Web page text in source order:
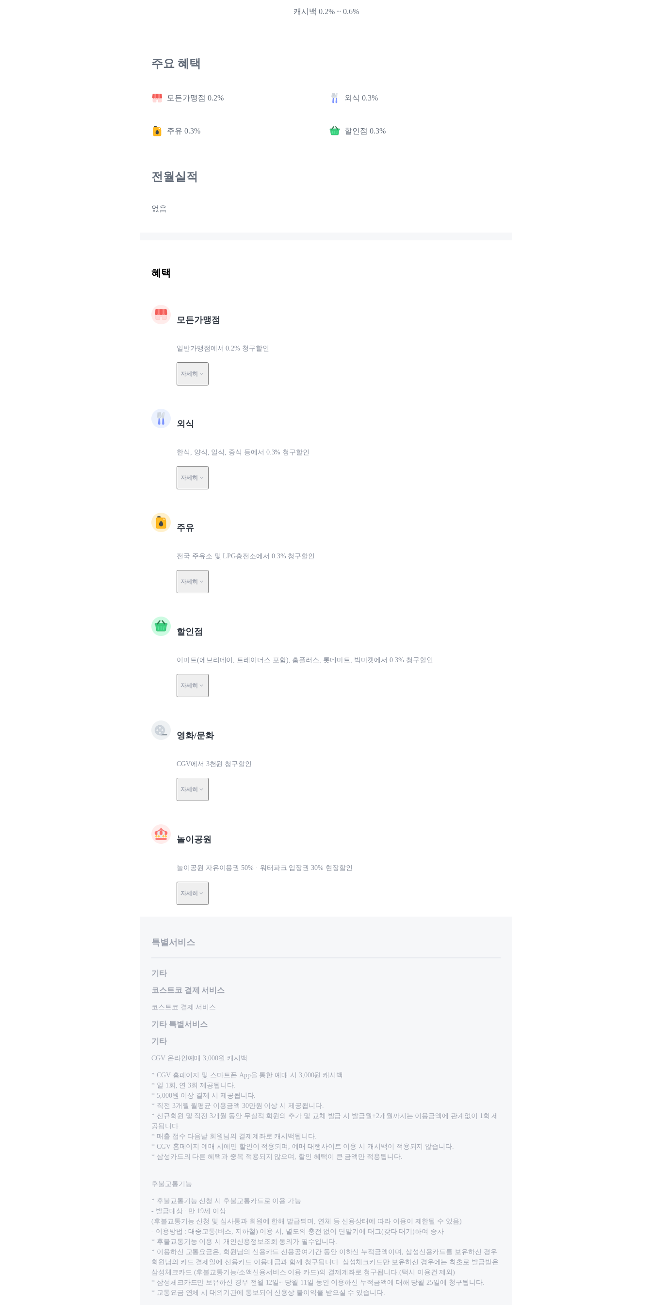
캐시백 0.2% ~ 0.6%
주요 혜택
모든가맹점 0.2% 외식 0.3%
주유 0.3% 할인점 0.3%
전월실적
없음
혜택
모든가맹점
일반가맹점에서 0.2% 청구할인
자세히
외식
한식, 양식, 일식, 중식 등에서 0.3% 청구할인
자세히
주유
전국 주유소 및 LPG충전소에서 0.3% 청구할인
자세히
할인점
이마트(에브리데이, 트레이더스 포함), 홈플러스, 롯데마트, 빅마켓에서 0.3% 청구할인
자세히
영화/문화
CGV에서 3천원 청구할인
자세히
놀이공원
놀이공원 자유이용권 50% · 워터파크 입장권 30% 현장할인
자세히
특별서비스
기타
코스트코 결제 서비스
코스트코 결제 서비스
기타 특별서비스
기타
CGV 온라인예매 3,000원 캐시백
* CGV 홈페이지 및 스마트폰 App을 통한 예매 시 3,000원 캐시백
* 일 1회, 연 3회 제공됩니다.
* 5,000원 이상 결제 시 제공됩니다.
* 직전 3개월 월평균 이용금액 30만원 이상 시 제공됩니다.
* 신규회원 및 직전 3개월 동안 무실적 회원의 추가 및 교체 발급 시 발급월+2개월까지는 이용금액에 관계없이 1회 제
공됩니다.
* 매출 접수 다음날 회원님의 결제계좌로 캐시백됩니다.
* CGV 홈페이지 예매 시에만 할인이 적용되며, 예매 대행사이트 이용 시 캐시백이 적용되지 않습니다.
* 삼성카드의 다른 혜택과 중복 적용되지 않으며, 할인 혜택이 큰 금액만 적용됩니다.
후불교통기능
* 후불교통기능 신청 시 후불교통카드로 이용 가능
- 발급대상 : 만 19세 이상
(후불교통기능 신청 및 심사통과 회원에 한해 발급되며, 연체 등 신용상태에 따라 이용이 제한될 수 있음)
- 이용방법 : 대중교통(버스, 지하철) 이용 시, 별도의 충전 없이 단말기에 태그(갖다 대기)하여 승차
* 후불교통기능 이용 시 개인신용정보조회 동의가 필수입니다.
* 이용하신 교통요금은, 회원님의 신용카드 신용공여기간 동안 이하신 누적금액이며, 삼성신용카드를 보유하신 경우
회원님의 카드 결제일에 신용카드 이용대금과 함께 청구됩니다. 삼성체크카드만 보유하신 경우에는 최초로 발급받은
삼성체크카드 (후불교통기능/소액신용서비스 이용 카드)의 결제계좌로 청구됩니다.(택시 이용건 제외)
* 삼성체크카드만 보유하신 경우 전월 12일~ 당월 11일 동안 이용하신 누적금액에 대해 당월 25일에 청구됩니다.
* 교통요금 연체 시 대외기관에 통보되어 신용상 불이익을 받으실 수 있습니다.